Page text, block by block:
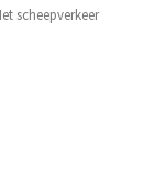
scheepverkeer